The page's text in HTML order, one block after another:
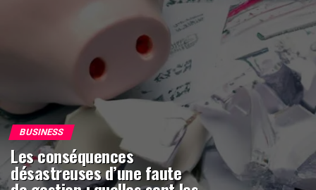
BUSINESS
Les conséquences
désastreuses d’une faute